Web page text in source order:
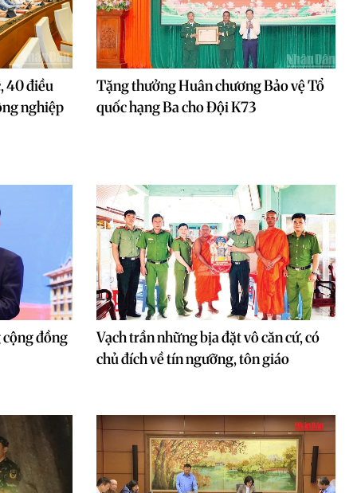
40 điều
nghiệp
Tặng thưởng Huân chương Bảo vệ Tổ
quốc hạng Ba cho Đội K73
đồng
Vạch trần những bịa đặt vô căn cứ, có
chủ đích về tín ngưỡng, tôn giáo